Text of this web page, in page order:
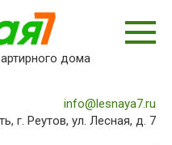
дома
info@lesnaya7.ru
г. Реутов, ул. Лесная, д. 7